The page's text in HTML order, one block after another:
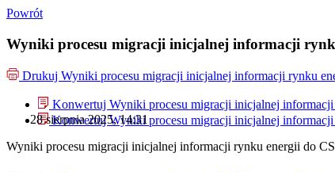
Powrót
Wyniki procesu migracji inicjalnej informacji
Drukuj Wyniki procesu migracji inicjalnej informacji rynku
Konwertuj Wyniki procesu migracji inicjalnej
Konwertuj Wyniki procesu migracji inicjalnej
28 sierpnia 2025, 14:31
Wyniki procesu migracji inicjalnej informacji rynku energii do